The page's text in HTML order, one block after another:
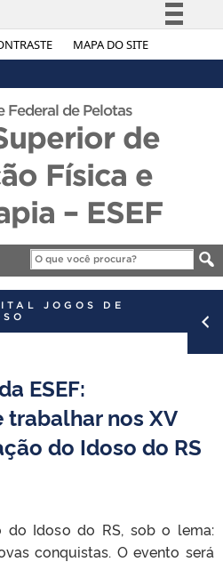
MAPA DO SITE
Simplifique!
Acesso à informação
Legislação
Canais
Federal de Pelotas
de
Física e
– ESEF
JOGOS DE
ESEF:
nos XV
do Idoso do RS
do Idoso do RS, sob o lema:
conquistas. O evento será